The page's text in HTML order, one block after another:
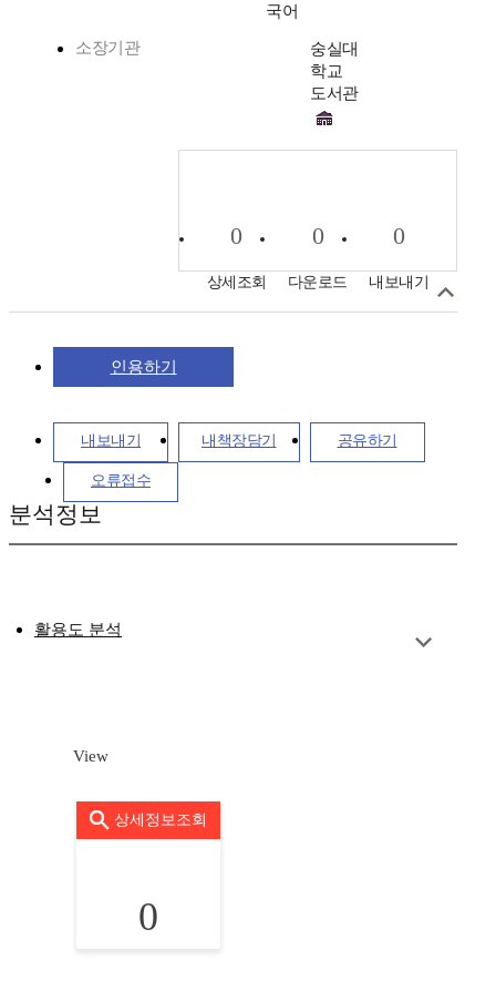
국어
소장기관
숭실대
학교
도서관
0
상세조회
0
다운로드
0
내보내기
인용하기
내보내기 내책장담기 공유하기
오류접수
분석정보
활용도 분석
View
상세정보조회
0